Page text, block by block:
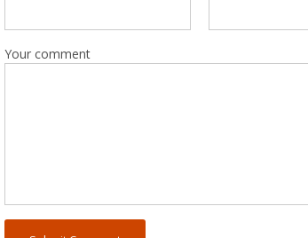
Your comment